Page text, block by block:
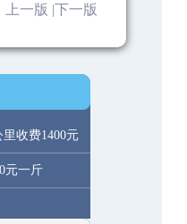
下一版
上一版 |
收费1400元
元一斤